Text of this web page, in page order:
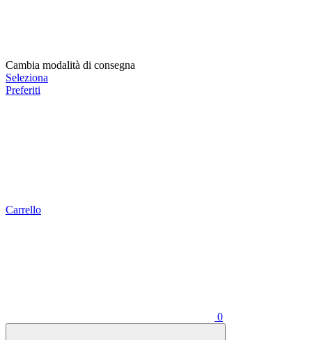
Cambia modalità di consegna
Seleziona
Preferiti
Carrello
0